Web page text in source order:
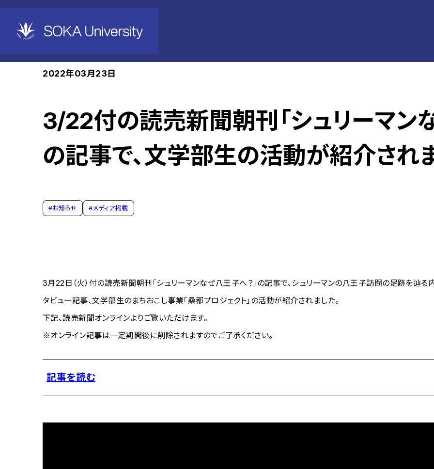
ホーム News
2022年03月23日
3/22付の読売新聞朝刊「シュリーマン
の記事で、文学部生の活動が紹介され
#お知らせ #メディア掲載
3月22日（火）付の読売新聞朝刊「シュリーマンなぜ八王子へ？」の記事で、シュリーマンの八王子訪問の足跡を辿
タビュー記事、文学部生のまちおこし事業「桑都プロジェクト」の活動が紹介されました。
下記、読売新聞オンラインよりご覧いただけます。
※オンライン記事は一定期間後に削除されますのでご了承ください。
記事を読む